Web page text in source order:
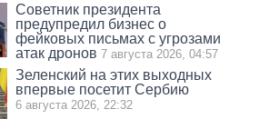
Советник президента
предупредил бизнес о
фейковых письмах с угрозами
атак дронов 7 августа 2026, 04:57
Зеленский на этих выходных
впервые посетит Сербию
6 августа 2026, 22:32